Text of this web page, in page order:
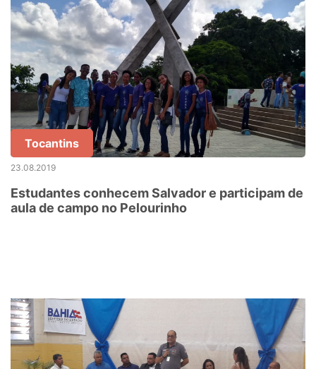
Tocantins
23.08.2019
Estudantes conhecem Salvador e participam de
aula de campo no Pelourinho